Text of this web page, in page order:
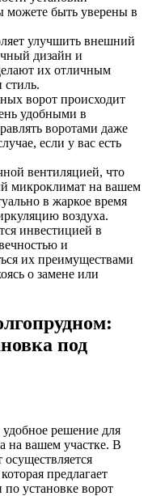
можете быть уверены в
улучшить внешний
дизайн и
их отличным
стиль.
ворот происходит
удобными в
воротами даже
если у вас есть
вентиляцией, что
микроклимат на вашем
в жаркое время
воздуха.
инвестицией в
и
их преимуществами
о замене или
под
решение для
на вашем участке. В
предлагает
установке ворот